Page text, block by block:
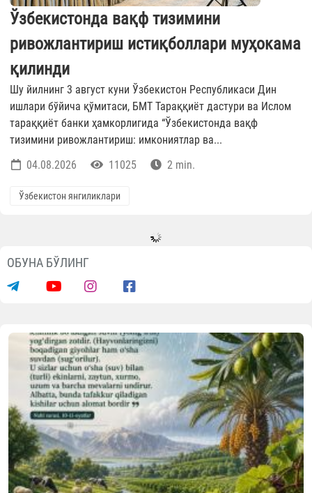
Ўзбекистонда вақф тизимини
ривожлантириш истиқболлари муҳокама
қилинди
Шу йилнинг 3 август куни Ўзбекистон Республикаси Дин
ишлари бўйича қўмитаси, БМТ Тараққиёт дастури ва Ислом
тараққиёт банки ҳамкорлигида “Ўзбекистонда вақф
тизимини ривожлантириш: имкониятлар ва...
04.08.2026
11025 2 min.
Ўзбекистон янгиликлари
ОБУНА БЎЛИНГ